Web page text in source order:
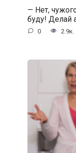
— Нет,
буду! Делай
0 2.9к.